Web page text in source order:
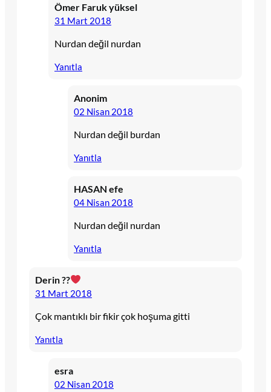
Ömer Faruk yüksel
31 Mart 2018
Nurdan değil nurdan
Yanıtla
Anonim
02 Nisan 2018
Nurdan değil burdan
Yanıtla
HASAN efe
04 Nisan 2018
Nurdan değil nurdan
Yanıtla
Derin ??
31 Mart 2018
Çok mantıklı bir fikir çok hoşuma gitti
Yanıtla
esra
02 Nisan 2018